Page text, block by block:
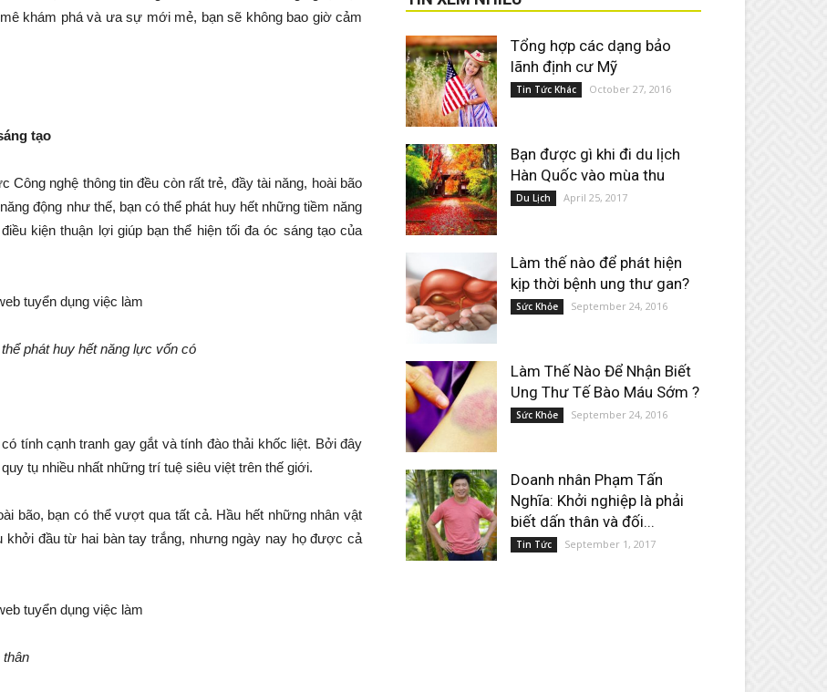
khám phá và ưa sự mới mẻ, bạn sẽ không bao giờ cảm
tạo
Công nghệ thông tin đều còn rất trẻ, đầy tài năng, hoài bão
động như thế, bạn có thể phát huy hết những tiềm năng
kiện thuận lợi giúp bạn thể hiện tối đa óc sáng tạo của
phát huy hết năng lực vốn có
tính cạnh tranh gay gắt và tính đào thải khốc liệt. Bởi đây
tụ nhiều nhất những trí tuệ siêu việt trên thế giới.
bão, bạn có thể vượt qua tất cả. Hầu hết những nhân vật
khởi đầu từ hai bàn tay trắng, nhưng ngày nay họ được cả
thân
Tổng hợp các dạng bảo
lãnh định cư Mỹ
Tin Tức Khác October 27, 2016
Bạn được gì khi đi du lịch
Hàn Quốc vào mùa thu
Du Lịch April 25, 2017
Làm thế nào để phát hiện
kịp thời bệnh ung thư gan?
Sức Khỏe September 24, 2016
Làm Thế Nào Để Nhận Biết
Ung Thư Tế Bào Máu Sớm ?
Sức Khỏe September 24, 2016
Doanh nhân Phạm Tấn
Nghĩa: Khởi nghiệp là phải
biết dấn thân và đối...
Tin Tức September 1, 2017